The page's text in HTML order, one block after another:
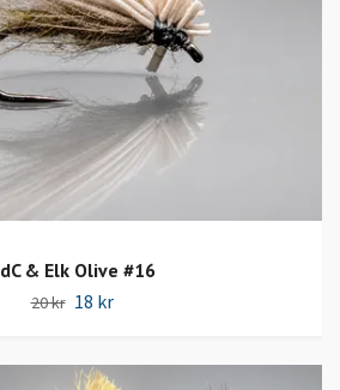
& Elk Olive #16
20 kr 18 kr